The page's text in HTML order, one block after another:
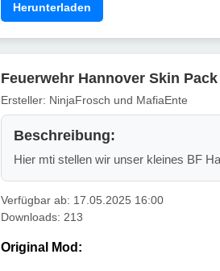
Herunterladen
Feuerwehr Hannover Skin Pack
Ersteller: NinjaFrosch und MafiaEnte
Beschreibung:
Hier mti stellen wir unser kleines BF
Verfügbar ab: 17.05.2025 16:00
Downloads: 213
Original Mod: